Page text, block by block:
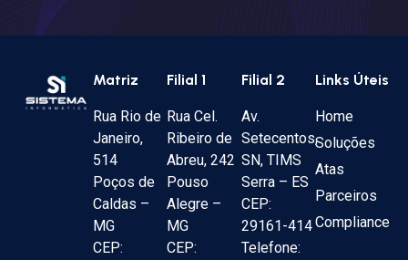
Matriz
Rua Rio de
Janeiro,
514
Poços de
Caldas –
MG
CEP:
Filial 1
Rua Cel.
Ribeiro de
Abreu, 242
Pouso
Alegre –
MG
CEP:
Filial 2
Av.
Setecentos,
SN, TIMS
Serra – ES
CEP:
29161-414
Telefone:
Links Úteis
Home
Soluções
Atas
Parceiros
Compliance